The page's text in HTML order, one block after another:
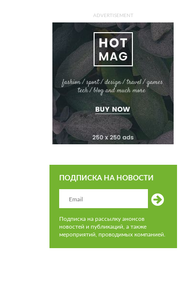
ADVERTISEMENT
ПОДПИСКА НА НОВОСТИ
Подписка на рассылку анонсов
новостей и публикаций, а также
мероприятий, проводимых компанией.